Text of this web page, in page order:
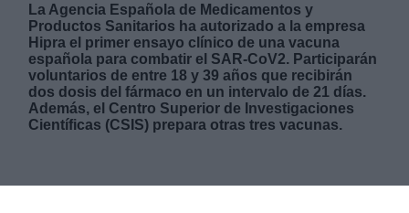
La Agencia Española de Medicamentos y
Productos Sanitarios ha autorizado a la empresa
Hipra el primer ensayo clínico de una vacuna
española para combatir el SAR-CoV2. Participarán
voluntarios de entre 18 y 39 años que recibirán
dos dosis del fármaco en un intervalo de 21 días.
Además, el Centro Superior de Investigaciones
Científicas (CSIS) prepara otras tres vacunas.